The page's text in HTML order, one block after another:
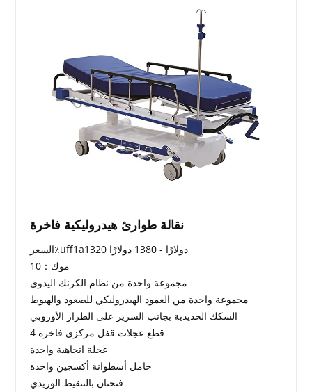
نقالة طوارئ هيدروليكية فاخرة
السعر٪uff1a1320 دولارًا - 1380 دولارًا
موك：10
مجموعة واحدة من نظام الكرنك اليدوي
مجموعة واحدة من العمود الهيدروليكي للصعود والهبوط
السكك الحديدية بجانب السرير على الطراز الأوروبي
4 قطع عجلات قفل مركزي فاخرة
عجلة اتجاهية واحدة
حامل أسطوانة أكسجين واحدة
فتحتان بالتنقيط الوريدي